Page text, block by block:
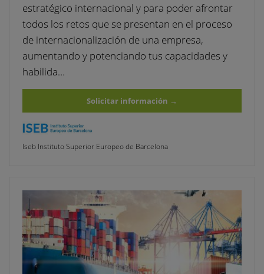
estratégico internacional y para poder afrontar
todos los retos que se presentan en el proceso
de internacionalización de una empresa,
aumentando y potenciando tus capacidades y
habilida…
Solicitar información →
Iseb Instituto Superior Europeo de Barcelona